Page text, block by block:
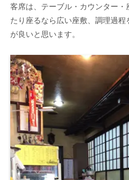
客席は、テーブル・カウンター・
たり座るなら広い座敷、調理過
が良いと思います。